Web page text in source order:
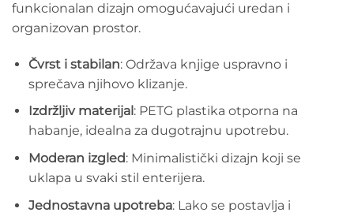
funkcionalan dizajn omogućavajući uredan i
organizovan prostor.
Čvrst i stabilan: Održava knjige uspravno i
sprečava njihovo klizanje.
Izdržljiv materijal : PETG plastika otporna na
habanje, idealna za dugotrajnu upotrebu.
Moderan izgled: Minimalistički dizajn koji se
uklapa u svaki stil enterijera.
Jednostavna upotreba: Lako se postavlja i